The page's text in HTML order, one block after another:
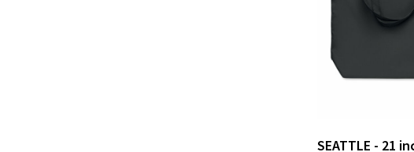
SEATTLE - 21